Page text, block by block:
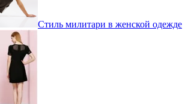
Стиль милитари в женской одежде